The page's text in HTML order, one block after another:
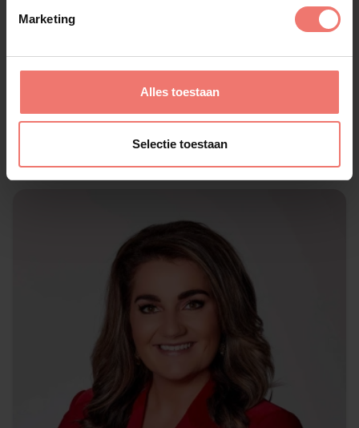
Marketing
Alles toestaan
Selectie toestaan
€ 750,-